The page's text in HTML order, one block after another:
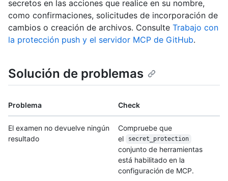
secretos en las acciones que realice en su nombre,
como confirmaciones, solicitudes de incorporación de
cambios o creación de archivos. Consulte Trabajo con
la protección push y el servidor MCP de GitHub.
Solución de problemas
Problema Check
El examen no devuelve ningún
resultado
Compruebe que
el
secret_protection
conjunto de herramientas
está habilitado en la
configuración de MCP.